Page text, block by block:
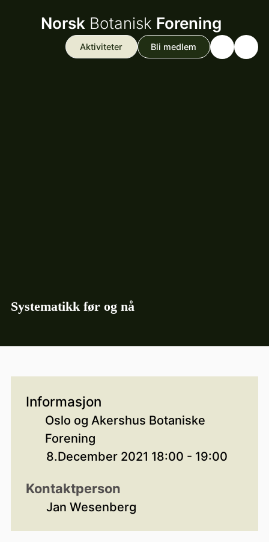
Norsk Botanisk Forening
Aktiviteter Bli medlem Search
Systematikk før og nå
Informasjon
Oslo og Akershus Botaniske
Forening
8.December 2021 18:00 - 19:00
Kontaktperson
Jan Wesenberg